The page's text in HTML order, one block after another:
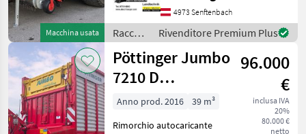
Mengele
36
Sonstige
16
Gruber
11
Fendt
10
Mostra
Macchina usata
Sospensione posteriore
articolata - 2 rulli dosatori -
40 lame - S
4973 Senftenbach
Raccolta
mangimi
/ Lely
Rivenditore Premium Plus
Pöttinger Jumbo
7210 D
Combiline
96.000
€
inclusa IVA
20%
80.000 €
netto
Anno prod. 2016
39 m³
Rimorchio autocaricante